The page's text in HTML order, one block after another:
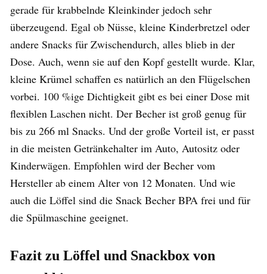
gerade für krabbelnde Kleinkinder jedoch sehr
überzeugend. Egal ob Nüsse, kleine Kinderbretzel oder
andere Snacks für Zwischendurch, alles blieb in der
Dose. Auch, wenn sie auf den Kopf gestellt wurde. Klar,
kleine Krümel schaffen es natürlich an den Flügelschen
vorbei. 100 %ige Dichtigkeit gibt es bei einer Dose mit
flexiblen Laschen nicht. Der Becher ist groß genug für
bis zu 266 ml Snacks. Und der große Vorteil ist, er passt
in die meisten Getränkehalter im Auto, Autositz oder
Kinderwägen. Empfohlen wird der Becher vom
Hersteller ab einem Alter von 12 Monaten. Und wie
auch die Löffel sind die Snack Becher BPA frei und für
die Spülmaschine geeignet.
Fazit zu Löffel und Snackbox von